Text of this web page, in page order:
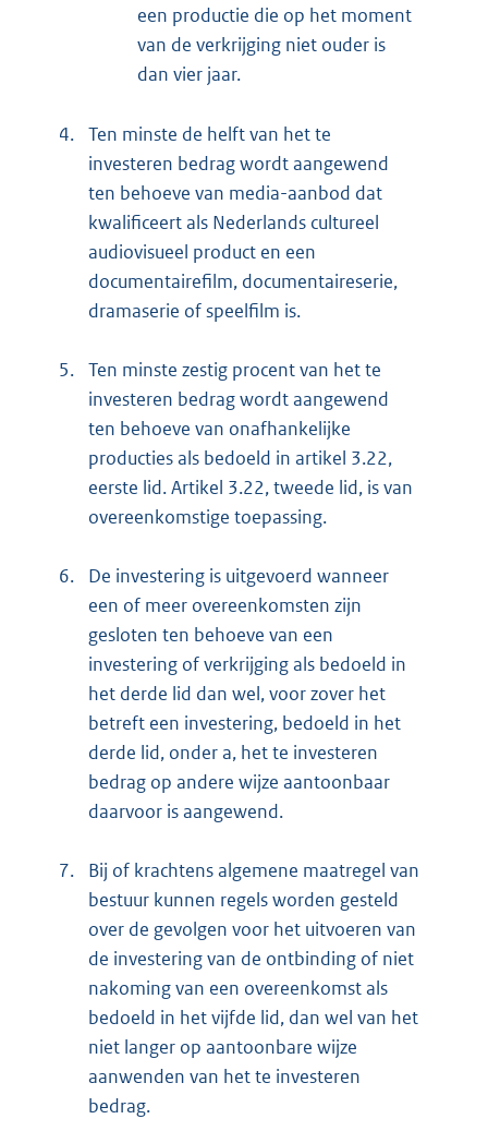
een productie die op het moment
van de verkrijging niet ouder is
dan vier jaar.
4. Ten minste de helft van het te
investeren bedrag wordt aangewend
ten behoeve van media-aanbod dat
kwalificeert als Nederlands cultureel
audiovisueel product en een
documentairefilm, documentaireserie,
dramaserie of speelfilm is.
5. Ten minste zestig procent van het te
investeren bedrag wordt aangewend
ten behoeve van onafhankelijke
producties als bedoeld in artikel 3.22,
eerste lid. Artikel 3.22, tweede lid, is van
overeenkomstige toepassing.
6.
De investering is uitgevoerd wanneer
een of meer overeenkomsten zijn
gesloten ten behoeve van een
investering of verkrijging als bedoeld in
het derde lid dan wel, voor zover het
betreft een investering, bedoeld in het
derde lid, onder a, het te investeren
bedrag op andere wijze aantoonbaar
daarvoor is aangewend.
7.
Bij of krachtens algemene maatregel van
bestuur kunnen regels worden gesteld
over de gevolgen voor het uitvoeren van
de investering van de ontbinding of niet
nakoming van een overeenkomst als
bedoeld in het vijfde lid, dan wel van het
niet langer op aantoonbare wijze
aanwenden van het te investeren
bedrag.